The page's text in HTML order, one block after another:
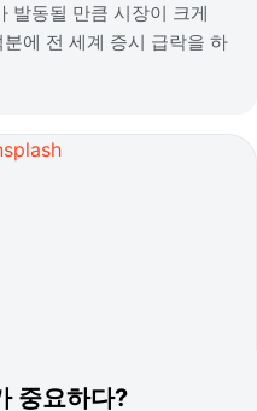
발동될 만큼 시장이 크게
에 전 세계 증시 급락을 하
중요하다?